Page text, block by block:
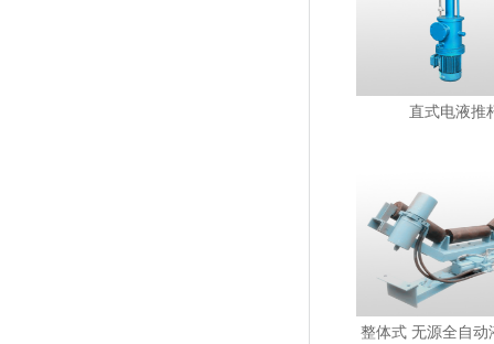
直式电液推
整体式 无源全自动